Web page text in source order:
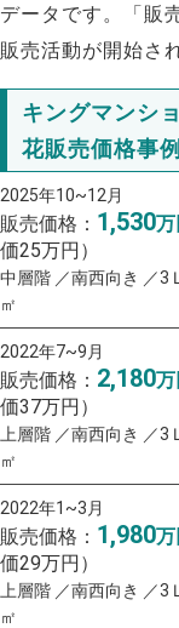
データです。「販
販売活動が開始さ
キングマンシ
花販売価格事例
2025年10~12月
販売価格： 1,530万
価25万円）
中層階 ／南西向き ／3
㎡
2022年7~9月
販売価格： 2,180万
価37万円）
上層階 ／南西向き ／3
㎡
2022年1~3月
販売価格： 1,980万
価29万円）
上層階 ／南西向き ／3
㎡